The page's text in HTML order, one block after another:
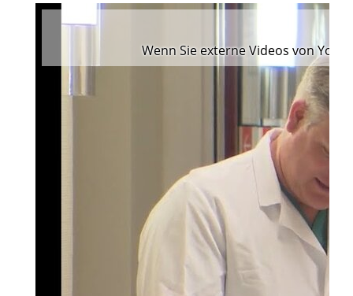
Wenn Sie externe Videos von